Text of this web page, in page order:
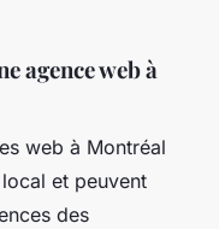
agence web à
web à Montréal
et peuvent
des